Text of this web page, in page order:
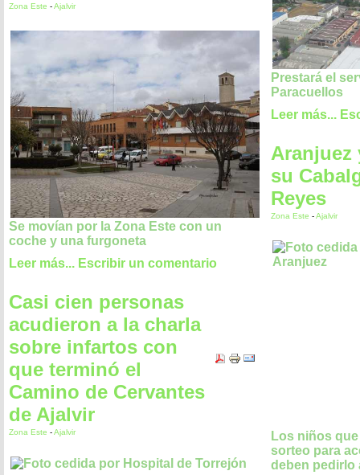
Zona Este -Ajalvir
Se movían por la Zona Este con un
coche y una furgoneta
Leer más... Escribir un comentario
Casi cien personas
acudieron a la charla
sobre infartos con
que terminó el
Camino de Cervantes
de Ajalvir
Zona Este -Ajalvir
Prestará el
Paracuellos
Leer más...
Aranjuez
su
Reyes
Zona Este -Ajalvir
Los niños
sorteo para
deben pedirlo